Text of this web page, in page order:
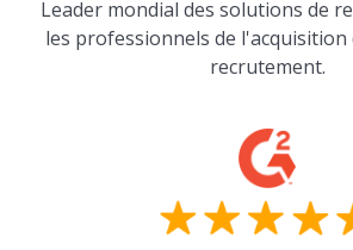
Leader mondial des solutions de
les professionnels de l'acquisition
recrutement.